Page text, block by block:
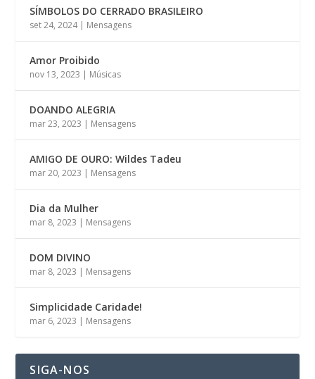
SÍMBOLOS DO CERRADO BRASILEIRO
set 24, 2024| Mensagens
Amor Proibido
nov 13, 2023 | Músicas
DOANDO ALEGRIA
mar 23, 2023 | Mensagens
AMIGO DE OURO: Wildes Tadeu
mar 20, 2023 | Mensagens
Dia da Mulher
mar 8, 2023 | Mensagens
DOM DIVINO
mar 8, 2023 | Mensagens
Simplicidade Caridade!
mar 6, 2023 | Mensagens
SIGA-NOS